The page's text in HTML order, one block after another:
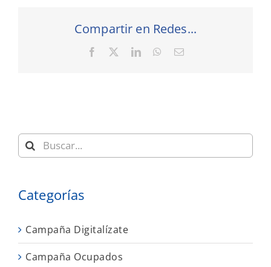
Compartir en Redes...
Facebook LinkedInWhatsApp
Correo
Buscar:
Categorías
Campaña Digitalízate
Campaña Ocupados